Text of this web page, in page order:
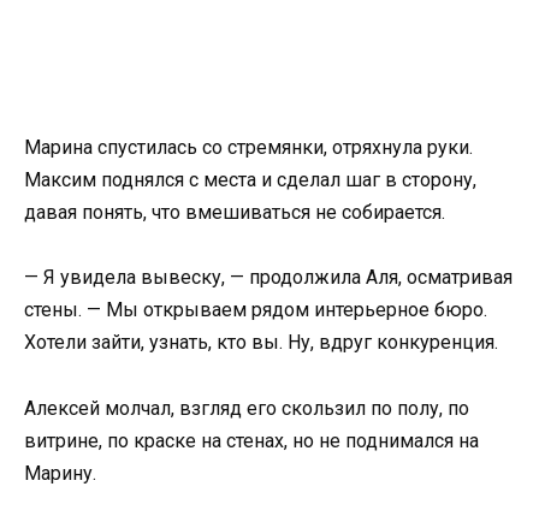
Марина спустилась со стремянки, отряхнула руки.
Максим поднялся с места и сделал шаг в сторону,
давая понять, что вмешиваться не собирается.
— Я увидела вывеску, — продолжила Аля, осматривая
стены. — Мы открываем рядом интерьерное бюро.
Хотели зайти, узнать, кто вы. Ну, вдруг конкуренция.
Алексей молчал, взгляд его скользил по полу, по
витрине, по краске на стенах, но не поднимался на
Марину.